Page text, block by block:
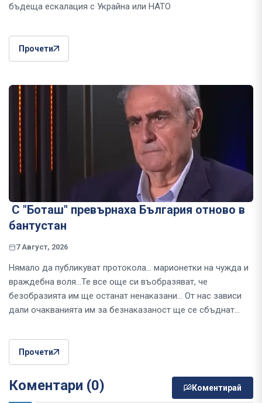
бъдеща ескалация с Украйна или НАТО
Прочети
С "Боташ" превърнаха България отново в
бантустан
7 Август, 2026
Нямало да публикуват протокола... марионетки на чужда и
враждебна воля...Те все още си въобразяват, че
безобразията им ще останат ненаказани... От нас зависи
дали очакванията им за безнаказаност ще се сбъднат...
Прочети
Коментари (0) Коментирай